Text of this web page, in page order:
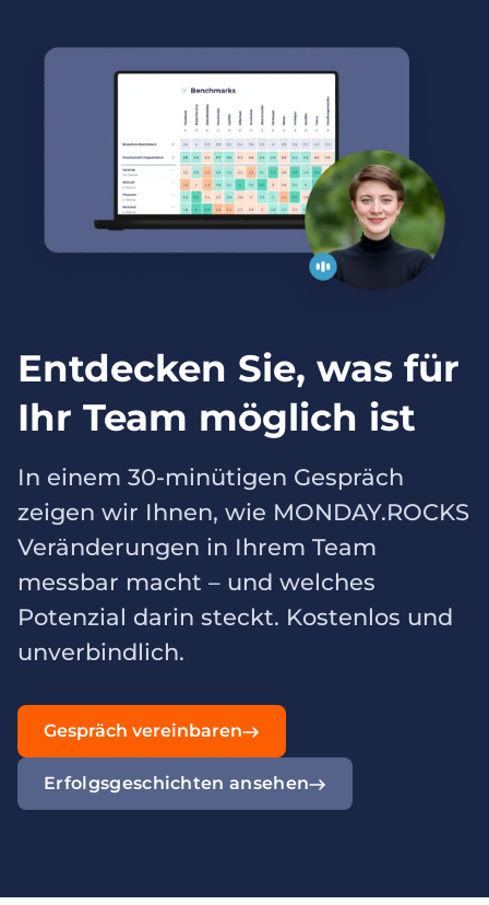
Entdecken Sie, was für
Ihr Team möglich ist
In einem 30-minütigen Gespräch
zeigen wir Ihnen, wie MONDAY.ROCKS
Veränderungen in Ihrem Team
messbar macht – und welches
Potenzial darin steckt. Kostenlos und
unverbindlich.
Gespräch vereinbaren
Erfolgsgeschichten ansehen